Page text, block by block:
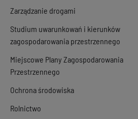
Zarządzanie drogami
Studium uwarunkowań i kierunków
zagospodarowania przestrzennego
Miejscowe Plany Zagospodarowania
Przestrzennego
Ochrona środowiska
Rolnictwo